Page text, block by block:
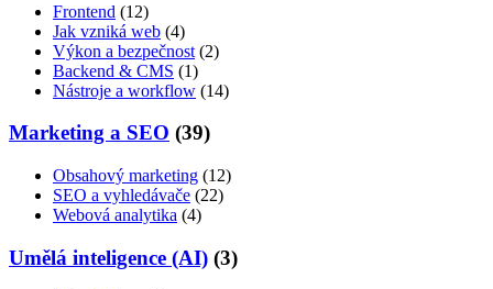
Frontend (12)
Jak vzniká web (4)
Výkon a bezpečnost (2)
Backend & CMS (1)
Nástroje a workflow (14)
Marketing a SEO (39)
Obsahový marketing (12)
SEO a vyhledávače (22)
Webová analytika (4)
Umělá inteligence (AI) (3)